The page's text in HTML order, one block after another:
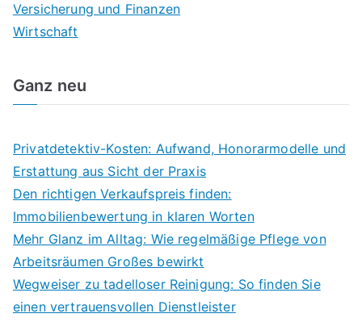
Versicherung und Finanzen
Wirtschaft
Ganz neu
Privatdetektiv-Kosten: Aufwand, Honorarmodelle und
Erstattung aus Sicht der Praxis
Den richtigen Verkaufspreis finden:
Immobilienbewertung in klaren Worten
Mehr Glanz im Alltag: Wie regelmäßige Pflege von
Arbeitsräumen Großes bewirkt
Wegweiser zu tadelloser Reinigung: So finden Sie
einen vertrauensvollen Dienstleister